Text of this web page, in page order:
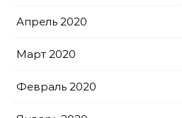
Апрель 2020
Март 2020
Февраль 2020